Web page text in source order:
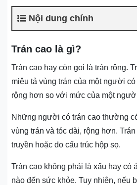
Nội dung chính
Trán cao là gì?
Trán cao hay còn gọi là trán rộng.
miêu tả vùng trán của một người
rộng hơn so với mức của một
Những người có trán cao thường
vùng trán và tóc dài, rộng hơn.
truyền hoặc do cấu trúc hộp sọ.
Trán cao không phải là xấu hay có
nào đến sức khỏe. Tuy nhiên, nếu